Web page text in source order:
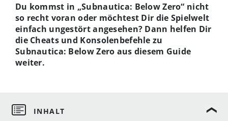
Du kommst in „Subnautica: Below Zero“ nicht
so recht voran oder möchtest Dir die Spielwelt
einfach ungestört angesehen? Dann helfen Dir
die Cheats und Konsolenbefehle zu
Subnautica: Below Zero aus diesem Guide
weiter.